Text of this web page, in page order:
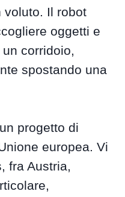
voluto. Il robot
oggetti e
corridoio,
spostando una
progetto di
europea. Vi
fra Austria,